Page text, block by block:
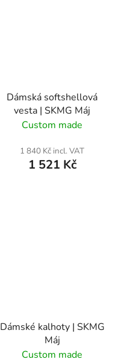
Dámská softshellová
vesta | SKMG Máj
Custom made
1 840 Kč incl. VAT
1 521 Kč
Dámské kalhoty | SKMG
Máj
Custom made